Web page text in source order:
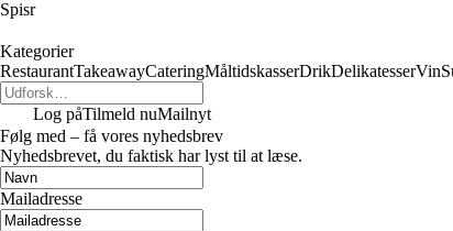
Spisr
Kategorier
RestaurantTakeawayCateringMåltidskasserDrikDelikatesserVin
Log påTilmeld nuMailnyt
Følg med – få vores nyhedsbrev
Nyhedsbrevet, du faktisk har lyst til at læse.
Mailadresse